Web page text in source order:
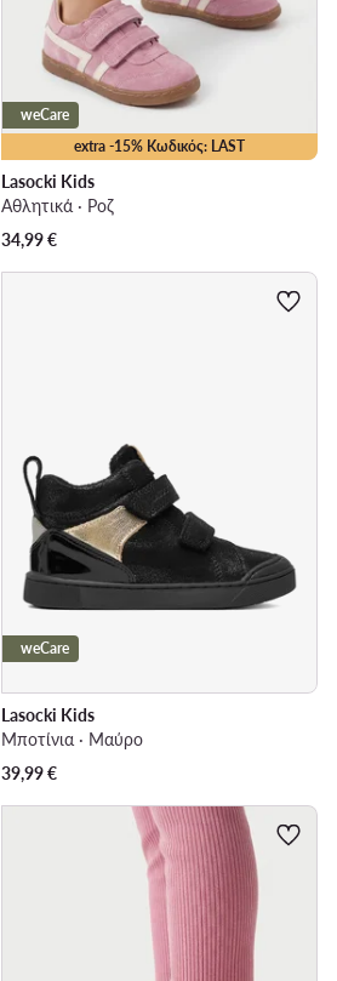
extra -15% Κωδικός: LAST
weCare
Lasocki Kids
Αθλητικά · Ροζ
34,99€
weCare
Lasocki Kids
Μποτίνια · Μαύρο
39,99€